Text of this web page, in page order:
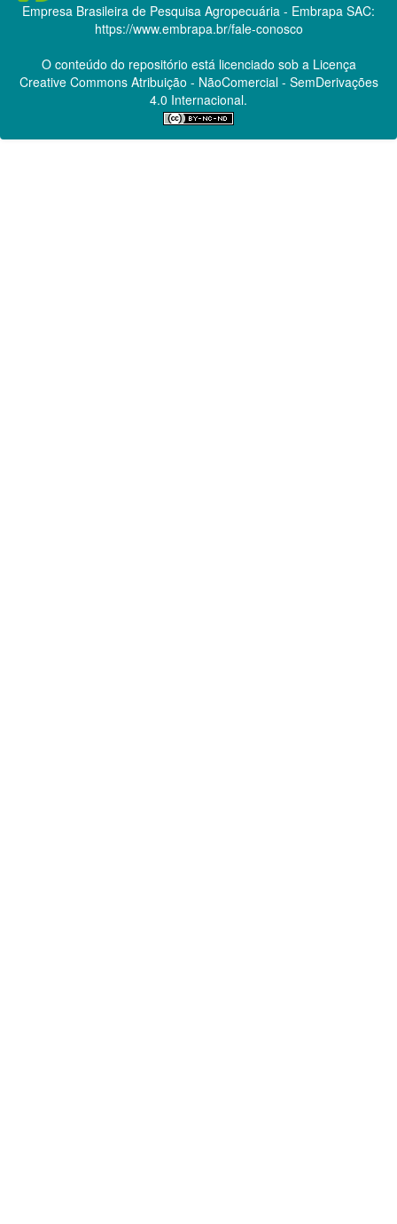
Empresa Brasileira de Pesquisa Agropecuária - Embrapa SAC:
https://www.embrapa.br/fale-conosco
O conteúdo do repositório está licenciado sob a Licença
Creative CommonsAtribuição - NãoComercial - SemDerivações
4.0 Internacional.